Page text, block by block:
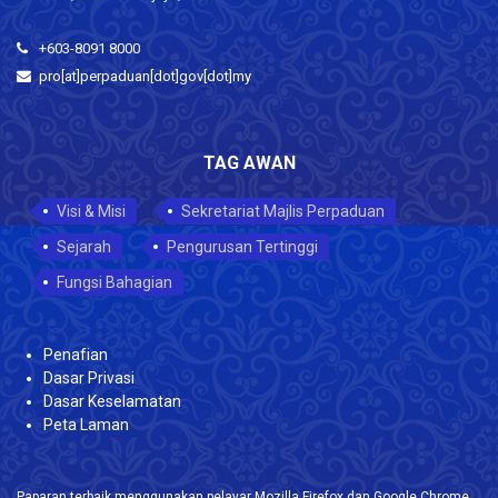
+603-8091 8000
pro[at]perpaduan[dot]gov[dot]my
TAG AWAN
Visi & Misi
Sekretariat Majlis Perpaduan
Sejarah
Pengurusan Tertinggi
Fungsi Bahagian
Penafian
Dasar Privasi
Dasar Keselamatan
Peta Laman